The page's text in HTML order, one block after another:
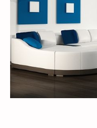
C
z
ę
ś
3
s
ó
n